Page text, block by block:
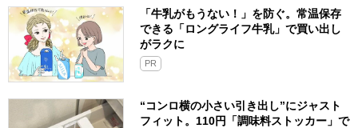
「牛乳がもうない！」を防ぐ。常温保存
できる「ロングライフ牛乳」で買い出し
がラクに
PR
“コンロ横の小さい引き出し”にジャスト
フィット。110円「調味料ストッカー」で